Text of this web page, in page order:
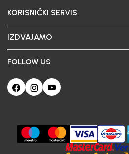
KORISNIČKI SERVIS
IZDVAJAMO
FOLLOW US
Ova web-stranica koristi
Poštovani korisniče, naš sajt koristi cookies